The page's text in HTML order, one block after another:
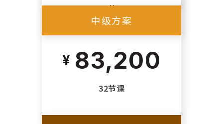
16节课
中级方案
83,200
32节课